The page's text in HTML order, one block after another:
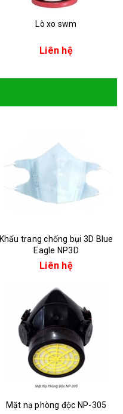
Lò xo swm
Liên hệ
Khẩu trang chống bụi 3D Blue
Eagle NP3D
Liên hệ
Mặt nạ phòng độc NP-305